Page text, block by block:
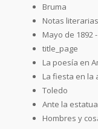
Bruma
Notas
Mayo de 1892
title_page
La poesía en
La fiesta en la
Toledo
Ante la
Hombres y